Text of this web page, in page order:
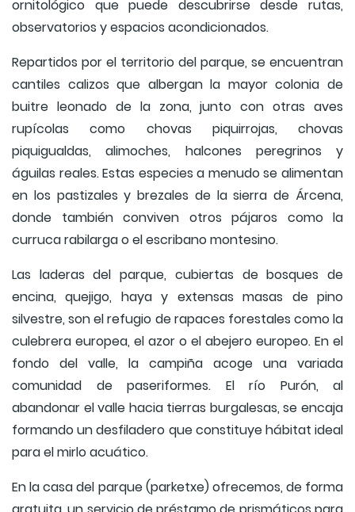
ornitológico que puede descubrirse desde rutas,
observatorios y espacios acondicionados.
Repartidos por el territorio del parque, se encuentran
cantiles calizos que albergan la mayor colonia de
buitre leonado de la zona, junto con otras aves
rupícolas como chovas piquirrojas, chovas
piquigualdas, alimoches, halcones peregrinos y
águilas reales. Estas especies a menudo se alimentan
en los pastizales y brezales de la sierra de Árcena,
donde también conviven otros pájaros como la
curruca rabilarga o el escribano montesino.
Las laderas del parque, cubiertas de bosques de
encina, quejigo, haya y extensas masas de pino
silvestre, son el refugio de rapaces forestales como la
culebrera europea, el azor o el abejero europeo. En el
fondo del valle, la campiña acoge una variada
comunidad de paseriformes. El río Purón, al
abandonar el valle hacia tierras burgalesas, se encaja
formando un desfiladero que constituye hábitat ideal
para el mirlo acuático.
En la casa del parque (parketxe) ofrecemos, de forma